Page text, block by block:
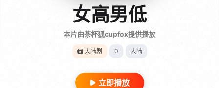
女高男低
本片由茶杯狐cupfox提供播放
大陆剧 0 大陆
立即播放